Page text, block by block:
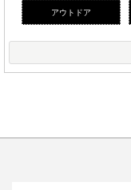
アウトドア